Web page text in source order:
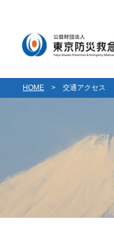
HOME > 交通アクセス